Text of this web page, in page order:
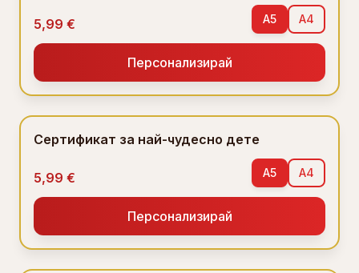
5,99 € A5 A4
Персонализирай
Сертификат за най-чудесно дете
5,99 € A5 A4
Персонализирай